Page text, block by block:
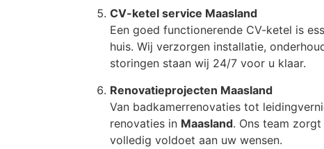
CV-ketel service Maasland
Een goed functionerende CV-ketel is
huis. Wij verzorgen installatie,
storingen staan wij 24/7 voor u klaar.
Renovatieprojecten Maasland
Van badkamerrenovaties tot
renovaties in Maasland. Ons team
volledig voldoet aan uw wensen.